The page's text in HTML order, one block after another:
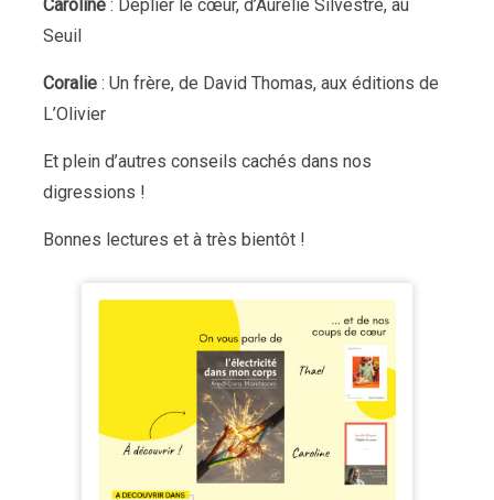
Caroline: Déplier le cœur, d’Aurélie Silvestre, au
Seuil
Coralie: Un frère, de David Thomas, aux éditions de
L’Olivier
Et plein d’autres conseils cachés dans nos
digressions !
Bonnes lectures et à très bientôt !